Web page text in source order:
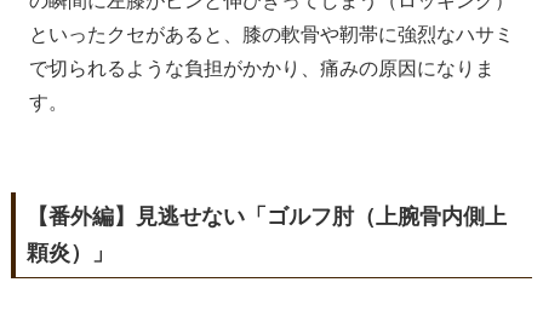
といったクセがあると、膝の軟骨や靭帯に強烈なハサミ
で切られるような負担がかかり、痛みの原因になりま
す。
【番外編】見逃せない「ゴルフ肘（上腕骨内側上
顆炎）」